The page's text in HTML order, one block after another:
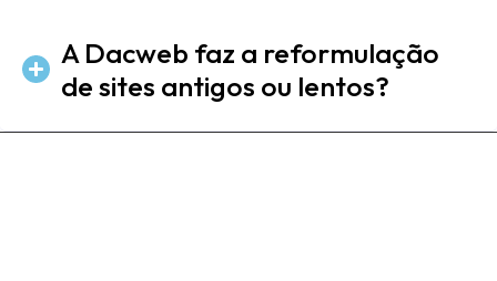
A Dacweb faz a reformulação
de sites antigos ou lentos?